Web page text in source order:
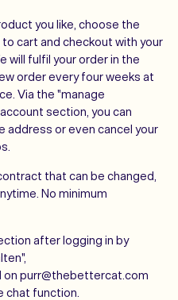
you like, choose the
cart and checkout with your
will fulfil your order in the
order every four weeks at
Via the "manage
section, you can
address or even cancel your
that can be changed,
No minimum
after logging in by
on purr@thebettercat.com
chat function.